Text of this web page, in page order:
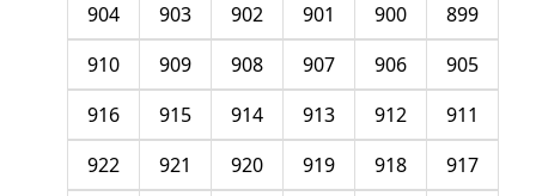
899
900
901
902
903
904
905
906
907
908
909
910
911
912
913
914
915
916
917
918
919
920
921
922